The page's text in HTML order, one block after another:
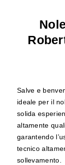
Salve e
ideale per il
solida
altamente
garantendo
tecnico
sollevamento.